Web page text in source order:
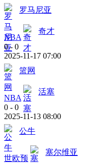
罗马尼亚
NBA
奇才
0 - 0
2025-11-17 07:00
篮网
NBA
活塞
0 - 0
2025-11-13 08:00
公牛
世欧预
塞尔维亚